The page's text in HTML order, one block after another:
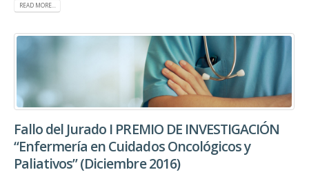
READ MORE...
Fallo del Jurado I PREMIO DE INVESTIGACIÓN
“Enfermería en Cuidados Oncológicos y
Paliativos” (Diciembre 2016)